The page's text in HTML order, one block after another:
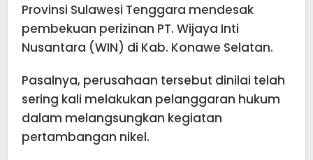
Provinsi Sulawesi Tenggara mendesak
pembekuan perizinan PT. Wijaya Inti
Nusantara (WIN) di Kab. Konawe Selatan.
Pasalnya, perusahaan tersebut dinilai telah
sering kali melakukan pelanggaran hukum
dalam melangsungkan kegiatan
pertambangan nikel.